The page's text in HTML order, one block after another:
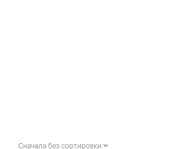
Сначала без сортировки